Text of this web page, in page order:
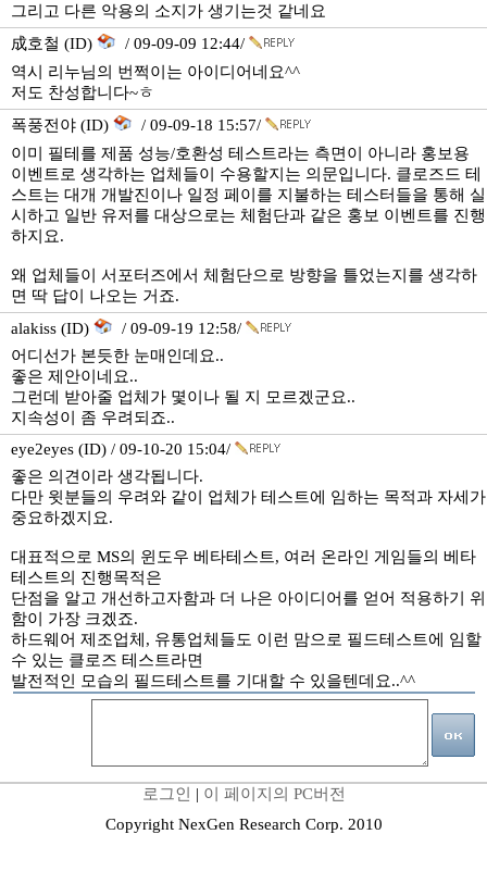
그리고 다른 악용의 소지가 생기는것 같네요
成호철 (ID)
/ 09-09-09 12:44/
역시 리누님의 번쩍이는 아이디어네요^^
저도 찬성합니다~ㅎ
폭풍전야 (ID)
/ 09-09-18 15:57/
이미 필테를 제품 성능/호환성 테스트라는 측면이 아니라 홍보용
이벤트로 생각하는 업체들이 수용할지는 의문입니다. 클로즈드 테
스트는 대개 개발진이나 일정 페이를 지불하는 테스터들을 통해 실
시하고 일반 유저를 대상으로는 체험단과 같은 홍보 이벤트를 진행
하지요.
왜 업체들이 서포터즈에서 체험단으로 방향을 틀었는지를 생각하
면 딱 답이 나오는 거죠.
alakiss (ID)
/ 09-09-19 12:58/
어디선가 본듯한 눈매인데요..
좋은 제안이네요..
그런데 받아줄 업체가 몇이나 될 지 모르겠군요..
지속성이 좀 우려되죠..
eye2eyes (ID) / 09-10-20 15:04/
좋은 의견이라 생각됩니다.
다만 윗분들의 우려와 같이 업체가 테스트에 임하는 목적과 자세가
중요하겠지요.
대표적으로 MS의 윈도우 베타테스트, 여러 온라인 게임들의 베타
테스트의 진행목적은
단점을 알고 개선하고자함과 더 나은 아이디어를 얻어 적용하기 위
함이 가장 크겠죠.
하드웨어 제조업체, 유통업체들도 이런 맘으로 필드테스트에 임할
수 있는 클로즈 테스트라면
발전적인 모습의 필드테스트를 기대할 수 있을텐데요..^^
로그인 | 이 페이지의 PC버전
Copyright NexGen Research Corp. 2010